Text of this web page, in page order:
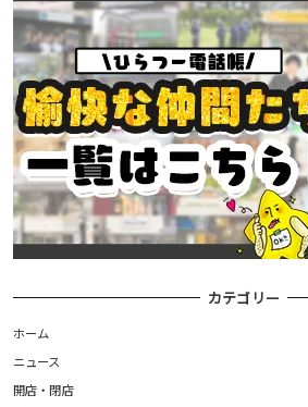
カテゴリー
ホーム
ニュース
開店・閉店